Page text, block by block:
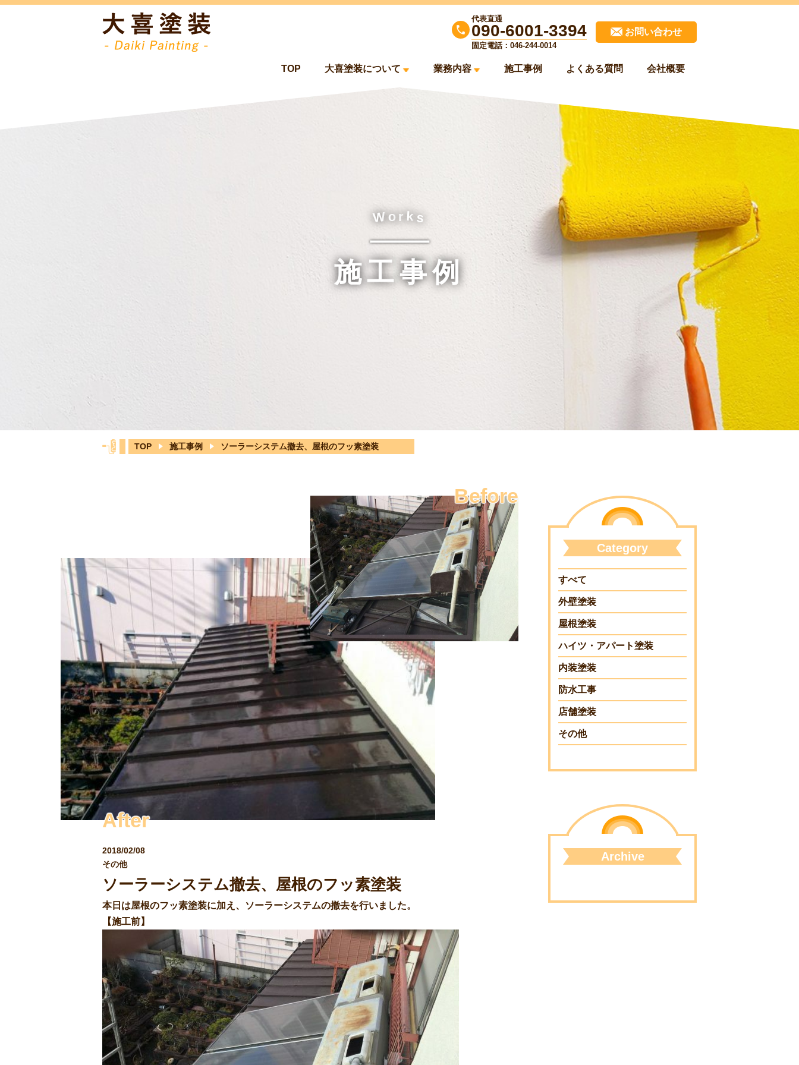
代表直通
090-6001-3394
固定電話：046-244-0014
お問い合わせ
TOP 大喜塗装について 業務内容 施工事例 よくある質問 会社概要
Wo r ks
施工事例
TOP 施工事例 ソーラーシステム撤去、屋根のフッ素塗装
After
Before
2018/02/08
その他
ソーラーシステム撤去、屋根のフッ素塗装
本日は屋根のフッ素塗装に加え、ソーラーシステムの撤去を行いました。
【施工前】
Category
すべて
外壁塗装
屋根塗装
ハイツ・アパート塗装
内装塗装
防水工事
店舗塗装
その他
Archive